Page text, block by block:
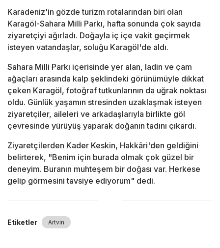
Karadeniz'in gözde turizm rotalarından biri olan
Karagöl-Sahara Milli Parkı, hafta sonunda çok sayıda
ziyaretçiyi ağırladı. Doğayla iç içe vakit geçirmek
isteyen vatandaşlar, soluğu Karagöl'de aldı.
Sahara Milli Parkı içerisinde yer alan, ladin ve çam
ağaçları arasında kalp şeklindeki görünümüyle dikkat
çeken Karagöl, fotoğraf tutkunlarının da uğrak noktası
oldu. Günlük yaşamın stresinden uzaklaşmak isteyen
ziyaretçiler, aileleri ve arkadaşlarıyla birlikte göl
çevresinde yürüyüş yaparak doğanın tadını çıkardı.
Ziyaretçilerden Kader Keskin, Hakkâri'den geldiğini
belirterek, "Benim için burada olmak çok güzel bir
deneyim. Buranın muhteşem bir doğası var. Herkese
gelip görmesini tavsiye ediyorum" dedi.
Etiketler Artvin